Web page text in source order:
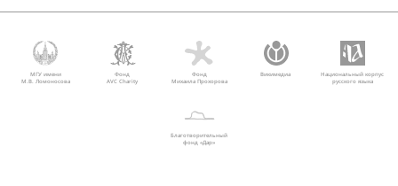
МГУ имени
М.В. Ломоносова
Фонд
AVC Charity
Фонд
Михаила Прохорова
Викимедиа
Национальный корпус
русского языка
Благотворительный
фонд «Дар»